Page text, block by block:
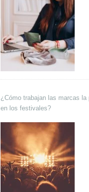
¿Cómo trabajan las marcas la
en los festivales?